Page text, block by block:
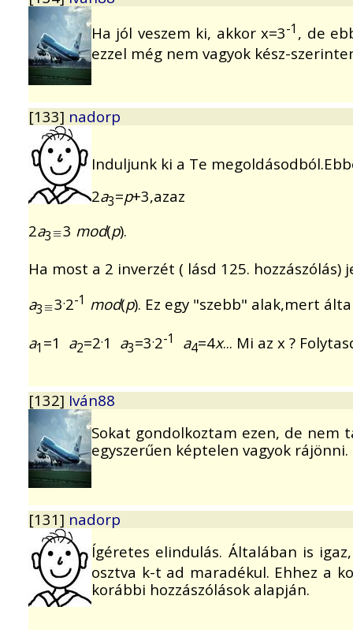
Ha jól veszem ki, akkor x=3-1 , de
ezzel még nem vagyok kész-
[133] nadorp
Induljunk ki a Te
2a3=p+3,azaz
2a3 3 mod(p).
Ha most a 2 inverzét ( lásd 125. hozzászólás)
a3 3.2-1 mod(p). Ez egy "szebb" alak,mert
a1 =1 a2=2.1 a3=3.2-1 a4=4x... Mi az x ?
[132] Iván88
Sokat gondolkoztam ezen, de nem
egyszerűen képtelen vagyok rájönni.
[131] nadorp
Ígéretes elindulás. Általában is
osztva k-t ad maradékul. Ehhez a
korábbi hozzászólások alapján.